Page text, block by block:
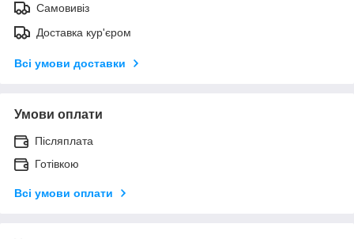
Самовивіз
Доставка кур'єром
Всі умови доставки
Умови оплати
Післяплата
Готівкою
Всі умови оплати